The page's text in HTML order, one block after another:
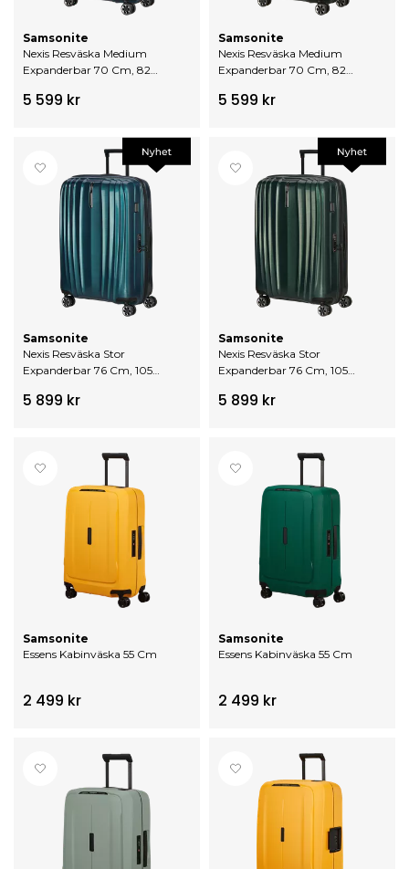
Nexis Resväska Medium
Expanderbar 70 Cm, 82
Samsonite
5 599 kr
Nexis Resväska Medium
Expanderbar 70 Cm, 82
Samsonite
5 599 kr
Nexis Resväska Stor
Expanderbar 76 Cm, 105
Samsonite
5 899 kr
Nexis Resväska Stor
Expanderbar 76 Cm, 105
Samsonite
5 899 kr
Essens Kabinväska 55 Cm
Samsonite
2 499 kr
Essens Kabinväska 55 Cm
Samsonite
2 499 kr